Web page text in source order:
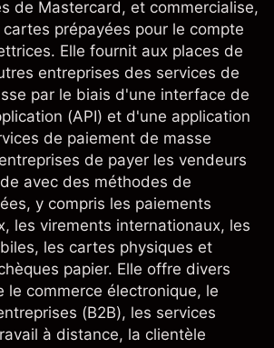
de Mastercard, et commercialise,
prépayées pour le compte
Elle fournit aux places de
entreprises des services de
par le biais d'une interface de
(API) et d'une application
de paiement de masse
de payer les vendeurs
avec des méthodes de
y compris les paiements
les virements internationaux, les
les cartes physiques et
papier. Elle offre divers
le commerce électronique, le
(B2B), les services
à distance, la clientèle